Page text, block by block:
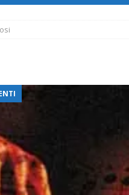
Giugno 2026 ]
“Imposizione, pronti a raccolta
Polemica sul
al licenziamento”
Giugno 2026 ]
Alessandria
manca il rispetto per la città”.